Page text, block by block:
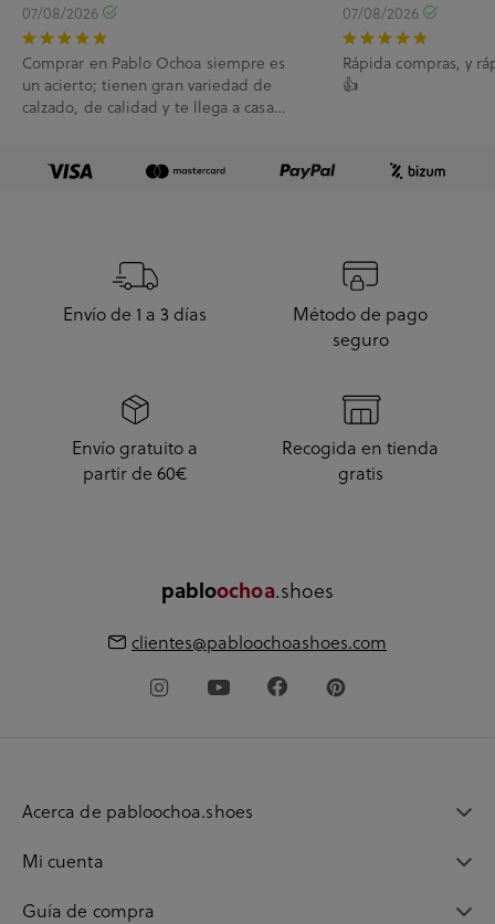
07/08/2026
Comprar en Pablo Ochoa siempre es
un acierto; tienen gran variedad de
calzado, de calidad y te llega a casa
07/08/2026
Rápida compras, y
👍
Envío de 1 a 3 días
Método de pago
seguro
Envío gratuito a
partir de 60€
Recogida en tienda
gratis
pabloochoa.shoes
clientes@pabloochoashoes.com
Acerca de pabloochoa.shoes
Mi cuenta
Guía de compra